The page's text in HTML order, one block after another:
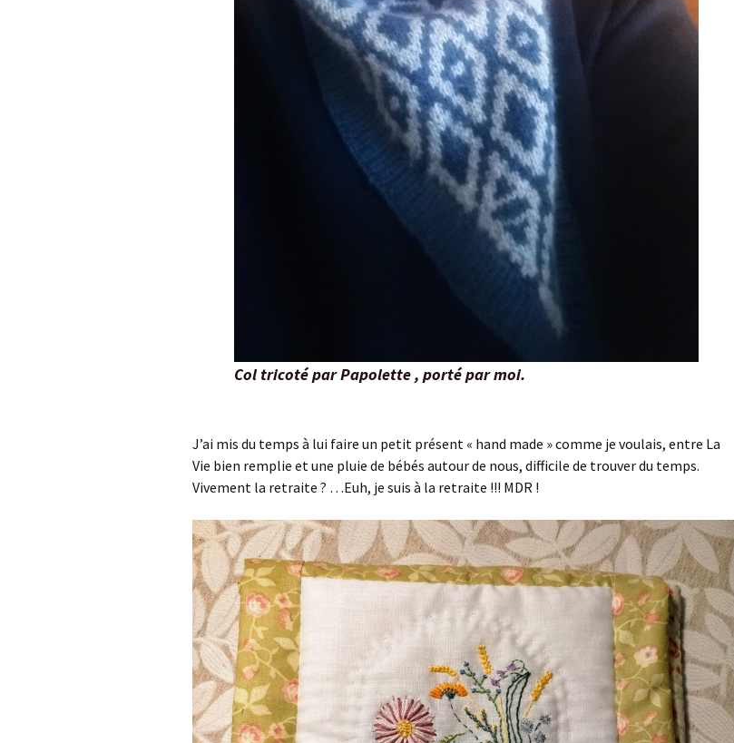
Col tricoté par Papolette , porté par moi.
J’ai mis du temps à lui faire un petit présent « hand made » comme je voulais, entre La
Vie bien remplie et une pluie de bébés autour de nous, difficile de trouver du temps.
Vivement la retraite ? …Euh, je suis à la retraite !!! MDR !